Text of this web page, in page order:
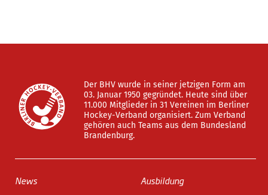
Der BHV wurde in seiner jetzigen Form am
03. Januar 1950 gegründet. Heute sind über
11.000 Mitglieder in 31 Vereinen im Berliner
Hockey-Verband organisiert. Zum Verband
gehören auch Teams aus dem Bundesland
Brandenburg.
News
Ausbildung